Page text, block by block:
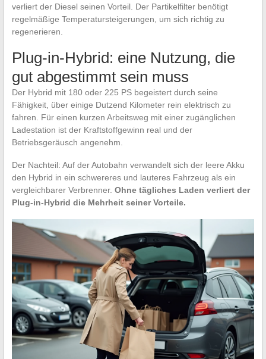
verliert der Diesel seinen Vorteil. Der Partikelfilter benötigt
regelmäßige Temperatursteigerungen, um sich richtig zu
regenerieren.
Plug-in-Hybrid: eine Nutzung, die
gut abgestimmt sein muss
Der Hybrid mit 180 oder 225 PS begeistert durch seine
Fähigkeit, über einige Dutzend Kilometer rein elektrisch zu
fahren. Für einen kurzen Arbeitsweg mit einer zugänglichen
Ladestation ist der Kraftstoffgewinn real und der
Betriebsgeräusch angenehm.
Der Nachteil: Auf der Autobahn verwandelt sich der leere Akku
den Hybrid in ein schwereres und lauteres Fahrzeug als ein
vergleichbarer Verbrenner. Ohne tägliches Laden verliert der
Plug-in-Hybrid die Mehrheit seiner Vorteile.